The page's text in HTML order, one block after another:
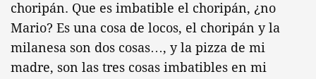
choripán. Que es imbatible el choripán, ¿no
Mario? Es una cosa de locos, el choripán y la
milanesa son dos cosas…, y la pizza de mi
madre, son las tres cosas imbatibles en mi